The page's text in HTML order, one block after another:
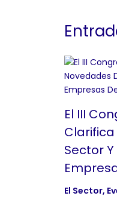
El III
Sector
El Sector,